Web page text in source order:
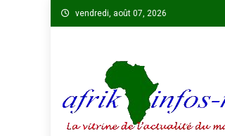
Skip
to
vendredi, août 07, 2026